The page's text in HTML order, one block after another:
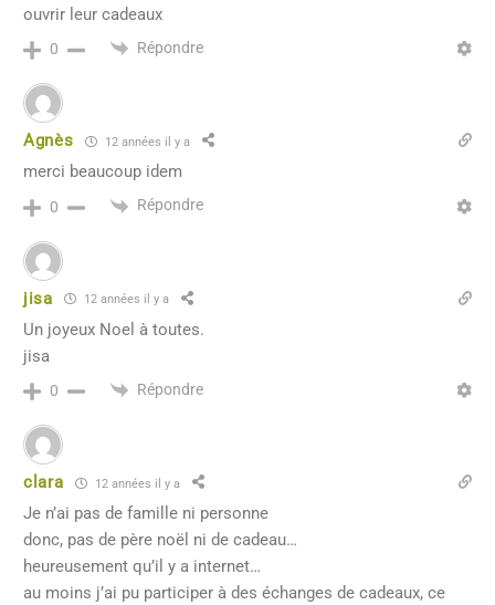
ouvrir leur cadeaux
0 Répondre
Agnès 12 années il y a
merci beaucoup idem
0 Répondre
jisa 12 années il y a
Un joyeux Noel à toutes.
jisa
0 Répondre
clara 12 années il y a
Je n’ai pas de famille ni personne
donc, pas de père noël ni de cadeau…
heureusement qu’il y a internet…
au moins j’ai pu participer à des échanges de cadeaux, ce